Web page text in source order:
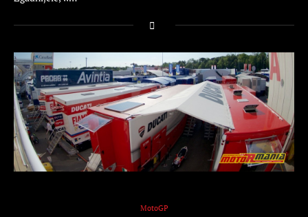
MotoGP